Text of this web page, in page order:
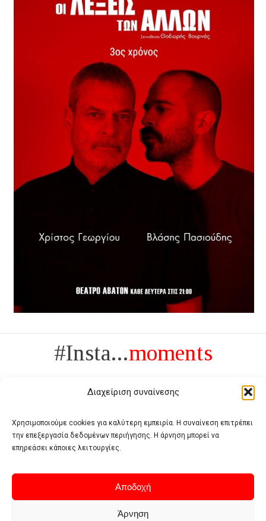
Διαχείριση συναίνεσης
Χρησιμοποιούμε cookies για καλύτερη εμπειρία. Η συναίνεση επιτρέπει
την επεξεργασία δεδομένων περιήγησης. Η άρνηση μπορεί να
επηρεάσει κάποιες λειτουργίες.
Αποδοχή
Άρνηση
#Insta...moments
Πολυτέλεια δεν είναι το αντίθετο της ανέχειας, είναι το αντίθετο της